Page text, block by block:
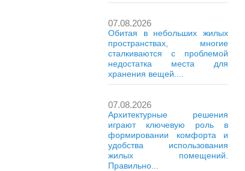
07.08.2026
Обитая в небольших жилых
пространствах, многие
сталкиваются с проблемой
недостатка места для
хранения вещей....
07.08.2026
Архитектурные решения
играют ключевую роль в
формировании комфорта и
удобства использования
жилых помещений.
Правильно...